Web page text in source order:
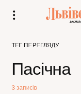
ТЕГ ПЕРЕГЛЯДУ
Пасічна
3 записів